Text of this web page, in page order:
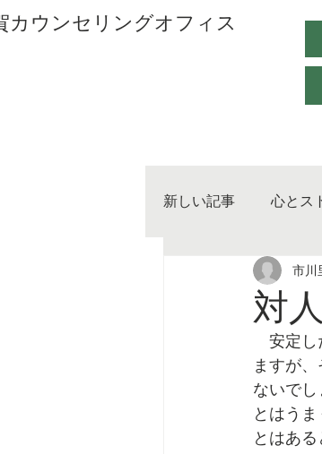
カウンセリングオフィス
新しい記事 心とス
心の取り扱い
対
市川
安定し
ますが
ないで
とはう
とはあ